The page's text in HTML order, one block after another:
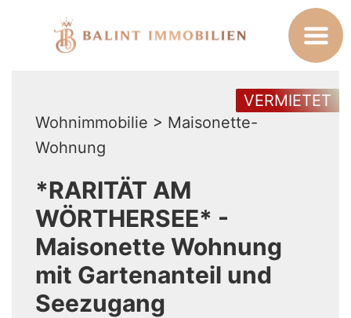
Wohnimmobilie > Maisonette-
Wohnung
VERMIETET
*RARITÄT AM
WÖRTHERSEE* -
Maisonette Wohnung
mit Gartenanteil und
Seezugang